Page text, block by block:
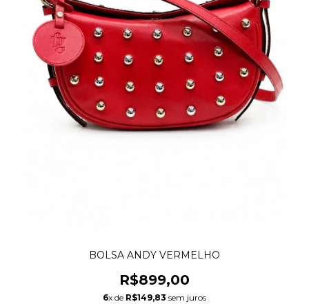
BOLSA ANDY VERMELHO
R$899,00
6x de R$149,83 sem juros